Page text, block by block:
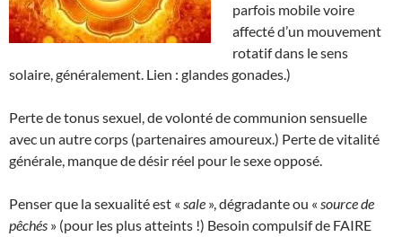
parfois mobile voire
affecté d’un mouvement
rotatif dans le sens
solaire, généralement. Lien : glandes gonades.)
Perte de tonus sexuel, de volonté de communion sensuelle
avec un autre corps (partenaires amoureux.) Perte de vitalité
générale, manque de désir réel pour le sexe opposé.
Penser que la sexualité est « sale », dégradante ou « source de
pêchés » (pour les plus atteints !) Besoin compulsif de FAIRE